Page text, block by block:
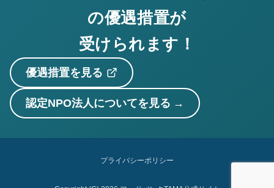
の優遇措置が
受けられます！
優遇措置を見る
認定NPO法人についてを見る
プライバシーポリシー